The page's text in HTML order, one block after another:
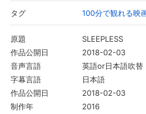
タグ 100分で観れる映
原題 SLEEPLESS
作品公開日 2018-02-03
音声言語 英語or日本語吹替
字幕言語 日本語
作品公開日 2018-02-03
制作年 2016